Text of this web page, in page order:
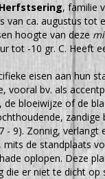
Herfstsering, familie
van ca. augustus tot
hoogte van deze
tot -10 gr. C. Heeft
eisen aan hun
vooral bv. als
bloeiwijze of de
- 9). Zonnig, verlangt
de standplaats
oplopen. Deze
die er niet te dicht op